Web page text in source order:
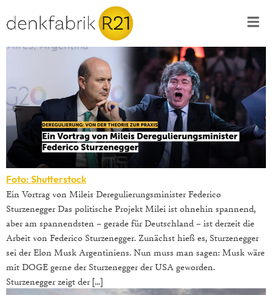
Foto: Shutterstock
Ein Vortrag von Mileis Deregulierungsminister Federico
Sturzenegger Das politische Projekt Milei ist ohnehin spannend,
aber am spannendsten – gerade für Deutschland – ist derzeit die
Arbeit von Federico Sturzenegger. Zunächst hieß es, Sturzenegger
sei der Elon Musk Argentiniens. Nun muss man sagen: Musk wäre
mit DOGE gerne der Sturzenegger der USA geworden.
Sturzenegger zeigt der […]